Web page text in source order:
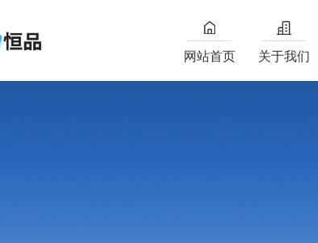
网站首页 关于我们